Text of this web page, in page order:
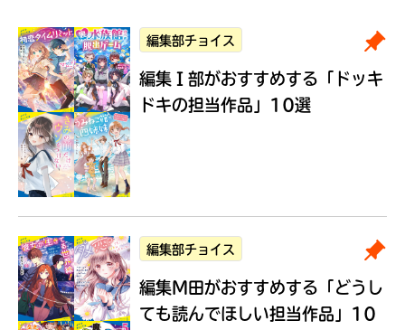
編集部チョイス
編集Ｉ部がおすすめする 「ドッキ
ドキの担当作品」10選
編集部チョイス
編集M田がおすすめする 「どうし
ても読んでほしい担当作品」10